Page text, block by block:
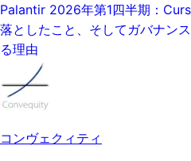
Palantir 2026年第1四半期：
落としたこと、そしてガバナン
る理由
コンヴェクィティ